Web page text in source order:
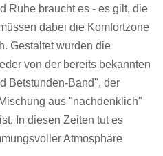
Ruhe braucht es - es gilt, die
dabei die Komfortzone
Gestaltet wurden die
von der bereits bekannten
Betstunden-Band", der
aus "nachdenklich"
In diesen Zeiten tut es
Atmosphäre